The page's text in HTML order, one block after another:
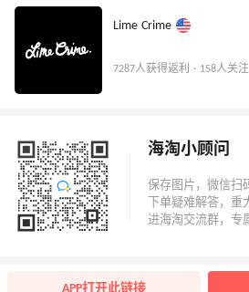
Lime Crime
7287人获得返利 · 158人关注
海淘小顾问
APP打开此链接